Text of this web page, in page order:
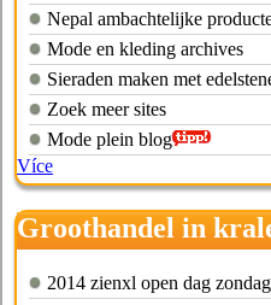
Nepal ambachtelijke
Mode en kleding archives
Sieraden maken met
Zoek meer sites
Mode plein blog
Více
Groothandel in
particulieren
2014 zienxl open dag